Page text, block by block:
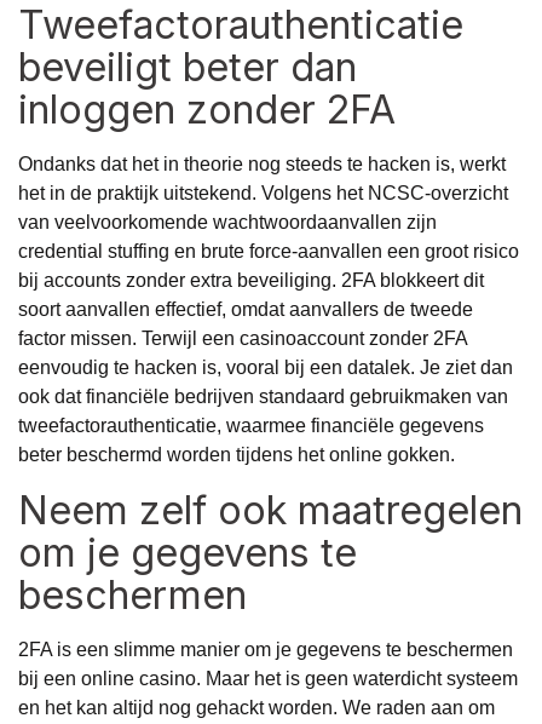
Tweefactorauthenticatie
beveiligt beter dan
inloggen zonder 2FA
Ondanks dat het in theorie nog steeds te hacken is, werkt
het in de praktijk uitstekend. Volgens het NCSC-overzicht
van veelvoorkomende wachtwoordaanvallen zijn
credential stuffing en brute force-aanvallen een groot risico
bij accounts zonder extra beveiliging. 2FA blokkeert dit
soort aanvallen effectief, omdat aanvallers de tweede
factor missen. Terwijl een casinoaccount zonder 2FA
eenvoudig te hacken is, vooral bij een datalek. Je ziet dan
ook dat financiële bedrijven standaard gebruikmaken van
tweefactorauthenticatie, waarmee financiële gegevens
beter beschermd worden tijdens het online gokken.
Neem zelf ook maatregelen
om je gegevens te
beschermen
2FA is een slimme manier om je gegevens te beschermen
bij een online casino. Maar het is geen waterdicht systeem
en het kan altijd nog gehackt worden. We raden aan om